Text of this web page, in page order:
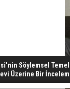
Söylemsel
Üzerine Bir